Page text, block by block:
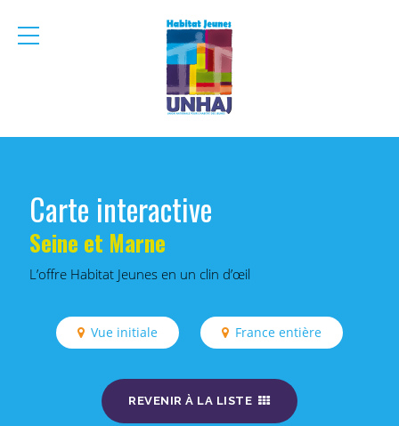
menu
Carte interactive
Seine et Marne
L’offre Habitat Jeunes en un clin d’œil
Vue initiale France entière
REVENIR À LA LISTE